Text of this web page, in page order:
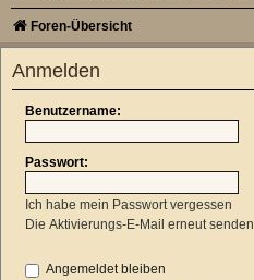
Foren-Übersicht
Anmelden
Benutzername:
Passwort:
Ich habe mein Passwort vergessen
Die Aktivierungs-E-Mail erneut senden
Angemeldet bleiben